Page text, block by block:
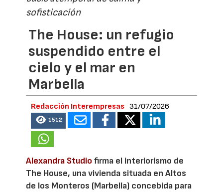
sofisticación
The House: un refugio
suspendido entre el
cielo y el mar en
Marbella
Redacción Interempresas 31/07/2026
1512
Alexandra Studio firma el interiorismo de
The House, una vivienda situada en Altos
de los Monteros (Marbella) concebida para